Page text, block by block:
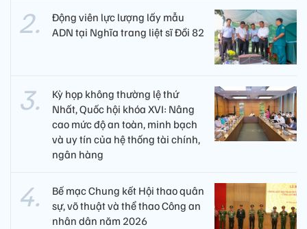
Động viên lực lượng lấy mẫu
ADN tại Nghĩa trang liệt sĩ Đồi 82​
Kỳ họp không thường lệ thứ
Nhất, Quốc hội khóa XVI: Nâng
cao mức độ an toàn, minh bạch
và uy tín của hệ thống tài chính,
ngân hàng
Bế mạc Chung kết Hội thao quân
sự, võ thuật và thể thao Công an
nhân dân năm 2026